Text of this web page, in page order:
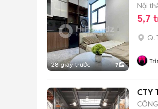
28 giây trước 7
Nội
5,7
Q.
CTY